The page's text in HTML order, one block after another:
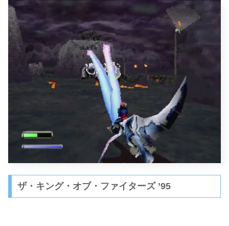
ザ・キング・オブ・ファイターズ ’95